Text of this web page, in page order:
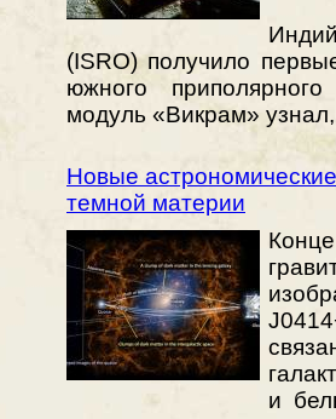
(ISRO) получило
южного
модуль «Викрам» узнал,
Новые
темной материи
и